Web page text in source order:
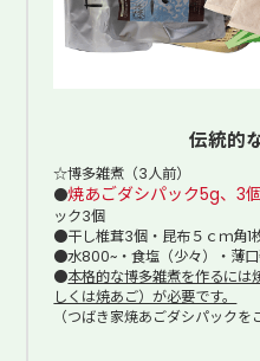
伝統的
☆博多雑煮（3人前）
●焼あごダシパック5g、3
ック3個
●干し椎茸3個・昆布５ｃｍ角1
●水800~・食塩（少々）・薄口
●本格的な博多雑煮を作るには
しくは焼あご）が必要です。
（つばき家焼あごダシパックを